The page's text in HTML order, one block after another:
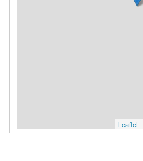
Leaflet |